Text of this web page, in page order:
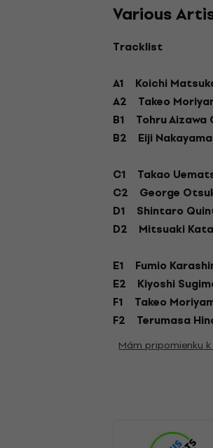
Various
Tracklist
A1 Koichi
A2
Takeo
B1
Tohru
B2
Eiji
C1 Takao
C2
George
D1
Shintaro
D2
Mitsuaki
E1 Fumio
E2
Kiyoshi
F1
Takeo
F2
Terumasa
Mám pripomienku